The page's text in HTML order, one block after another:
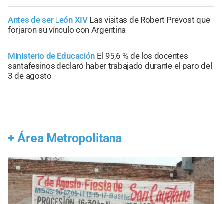
Antes de ser León XIV Las visitas de Robert Prevost que
forjaron su vínculo con Argentina
Ministerio de Educación El 95,6 % de los docentes
santafesinos declaró haber trabajado durante el paro del
3 de agosto
+ Área Metropolitana